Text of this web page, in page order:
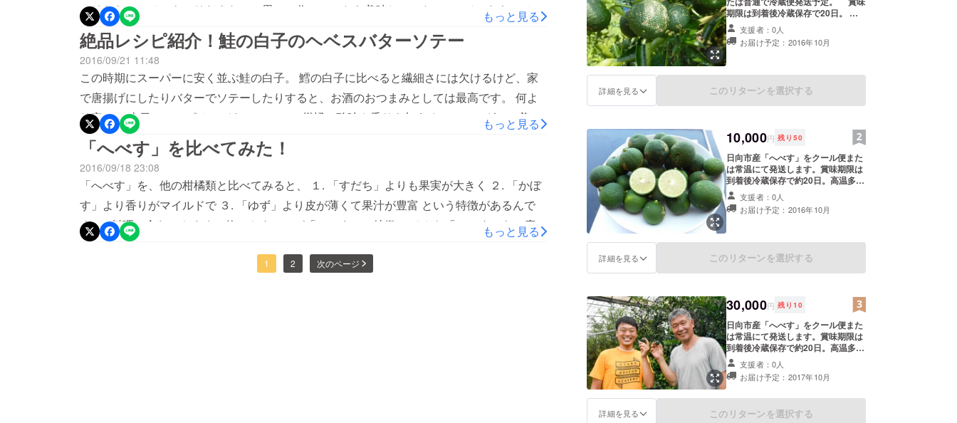
アリなら、ヘベスもアリだよな〜と思って作ってみたら美味しかった。 ヘベスならではの
柔らかい酸味と旨みを、クリームと一緒にたっぷり絡めます。 へべすの美味しさを楽しみ
たいから、あえて他の具材は入れずに極々シンプルに。 ハマってしまう美味しさです。 ヘ
ベスクリームパスタ 【材料（１人分）】 パスタ ８０gへべ
す 1/2個生クリーム ５０cc白ワイ
ン 大さじ１と1/2パルミジャーノレジャーノ 大さじ１と1/2
塩 ひとつまみ胡椒 適量 【作り方】
① パスタを表示の時間より２分短くゆでる。② フライパンに生クリーム、白ワインを入れ
て煮立たせる。塩ひとつまみを加えて混ぜる。③ ①のパスタ（表示より２分短くゆでたも
の）とパルミジャーノレジャーノを加えて１分半ほど絡めながら煮る。④ へべす果汁を加
えて和え、塩で味を整える。⑤ 器に盛り、へべすの皮をすりおろしてちらす。胡椒をふ
る。 へべすの酸味がしっかりときいたクリームは、コクがありつつさっぱりでとっても美
が絶妙で、何度でも食べたくなる味！ このレシピは、【365日ワインのつまみ】ワインに
もっと見る
絶品レシピ紹介！鮭の白子のヘベスバターソテー
2016/09/21 11:48
この時期にスーパーに安く並ぶ鮭の白子。 鱈の白子に比べると繊細さには欠けるけど、家
で唐揚げにしたりバターでソテーしたりすると、お酒のおつまみとしては最高です。 何よ
り安い！ 本日のレシピは、バターソテー。 柑橘の酸味や香りを加えることで、グッと美味
しいバターソテーになります。 爽やかな酸味が加わるので、ワインとの相性もグッとグッ
と良くなります。 キリッと冷えたスパークリングワインと合わせてどうぞ 【材料（１〜２
人分）】 鮭の白子 １００gバター １０gへべす 1/2個ニンニク
1/2片パセリ 少々小麦粉 適量塩 適量胡椒 適量
【作り方】 ① ニンニクはすりおろす。パセリは刻んでおく。へべすは飾り用に、２〜３枚
スライスしておく。 ② 鮭の白子は、爪で血判をやぶり、血を出すようにして洗う。水分を
しっかりふきとったら、一口大に切り、塩をふる。 ③ ②の白子に小麦粉をまぶす。 ④ フラ
イパンにバターを入れて弱めの中火にかける。バターが全部溶けて泡立ったら、③の白子を
もっと見る
「へべす」を比べてみた！
2016/09/18 23:08
「へべす」を、他の柑橘類と比べてみると、 １. 「すだち」よりも果実が大きく ２. 「かぼ
す」より香りがマイルドで ３. 「ゆず」より皮が薄くて果汁が豊富 という特徴があるんで
す。 料理に合わせやすく、使いやすいのが「へべす」の特徴。 そんな「へべす」を一度味
わってみませんか？
もっと見る
1 2 次のページ
期限は到着後冷蔵保存で20日。 高
温多湿な場所に保管しないでくださ
い。冷蔵庫で保管し、なるべく早め
にお召し上がりください私どもの
支援者：0人
お届け予定：2016年10月
詳細を見る このリターンを選択する
10,000円 残り 50
日向市産「へべす」をクール便また
は常温にて発送します。賞味期限は
到着後冷蔵保存で約20日。高温多湿
な場所に保管せずに、冷蔵庫等で保
管し、できるだけ早めにお召し上が
りください。
支援者：0人
お届け予定：2016年10月
詳細を見る このリターンを選択する
30,000円 残り 10
日向市産「へべす」をクール便また
は常温にて発送します。賞味期限は
到着後冷蔵保存で約20日。高温多湿
な場所に保管せずに、冷蔵庫等で保
管し、できるだけ早めにお召し上が
りください。
支援者：0人
お届け予定：2017年10月
詳細を見る このリターンを選択する